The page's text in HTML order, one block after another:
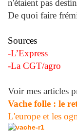
n'étaient pas
De quoi faire
Sources
-L’Express
-La CGT/agro
Voir mes articles
Vache folle : le
L'europe et les